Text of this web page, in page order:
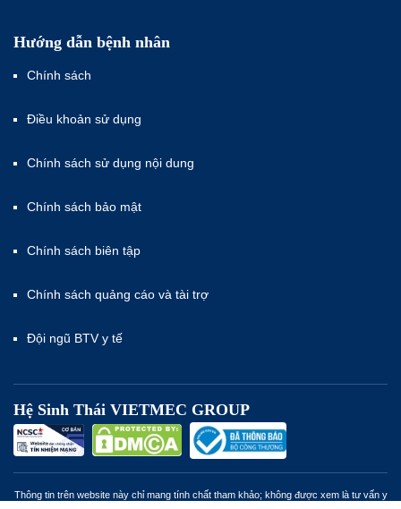
Hướng dẫn bệnh nhân
Chính sách
Điều khoản sử dụng
Chính sách sử dụng nội dung
Chính sách bảo mật
Chính sách biên tập
Chính sách quảng cáo và tài trợ
Đội ngũ BTV y tế
Hệ Sinh Thái VIETMEC GROUP
Thông tin trên website này chỉ mang tính chất tham khảo; không được xem là tư vấn y